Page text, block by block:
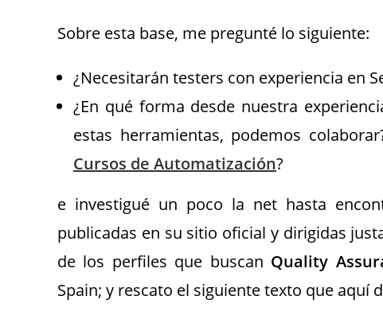
Sobre esta base, me pregunté lo siguiente:
¿Necesitarán testers con experiencia en
¿En qué forma desde nuestra
estas herramientas, podemos
Cursos de Automatización?
e investigué un poco la net hasta
publicadas en su sitio oficial y dirigidas
de los perfiles que buscan Quality
Spain; y rescato el siguiente texto que aquí